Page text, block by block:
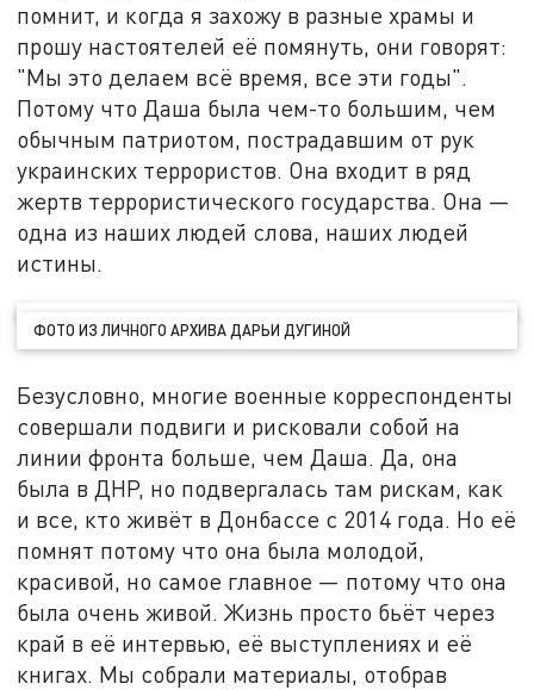
помнит, и когда я захожу в разные храмы и
прошу настоятелей её помянуть, они говорят:
"Мы это делаем всё время, все эти годы".
Потому что Даша была чем-то большим, чем
обычным патриотом, пострадавшим от рук
украинских террористов. Она входит в ряд
жертв террористического государства. Она —
одна из наших людей слова, наших людей
истины.
ФОТО ИЗ ЛИЧНОГО АРХИВА ДАРЬИ ДУГИНОЙ
Безусловно, многие военные корреспонденты
совершали подвиги и рисковали собой на
линии фронта больше, чем Даша. Да, она
была в ДНР, но подвергалась там рискам, как
и все, кто живёт в Донбассе с 2014 года. Но её
помнят потому что она была молодой,
красивой, но самое главное — потому что она
была очень живой. Жизнь просто бьёт через
край в её интервью, её выступлениях и её
книгах. Мы собрали материалы, отобрав